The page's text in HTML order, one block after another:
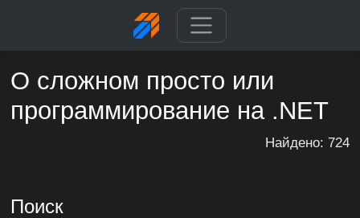
О сложном просто или
программирование на .NET
Найдено: 724
Поиск